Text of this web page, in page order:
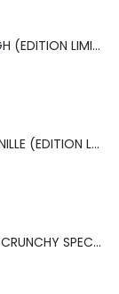
WHEY ISOLAT COOKIE DOUGH (EDITION LIMITÉE ICE CREAM)
WHEY ISOLAT ICE CREAM VANILLE (EDITION LIMITÉE ICE CREAM)
PÂTE À TARTINER PROTÉINÉE CRUNCHY SPECULOOS